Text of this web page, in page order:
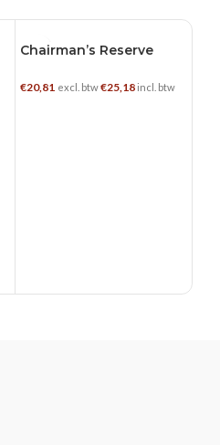
0.7 L
Chairman’s Reserve
€20,81 excl. btw€25,18 incl. btw